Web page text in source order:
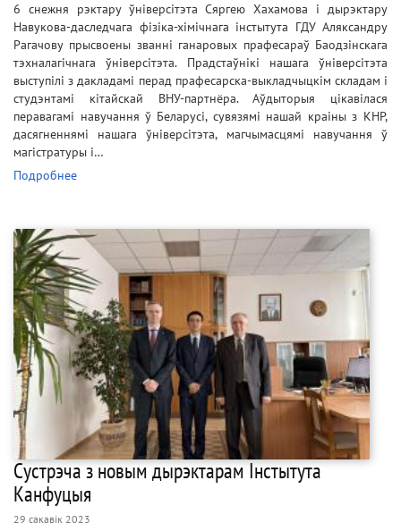
6 снежня рэктару ўніверсітэта Сяргею Хахамова і дырэктару
Навукова-даследчага фізіка-хімічнага інстытута ГДУ Аляксандру
Рагачову прысвоены званні ганаровых прафесараў Баодзінскага
тэхналагічнага ўніверсітэта. Прадстаўнікі нашага ўніверсітэта
выступілі з дакладамі перад прафесарска-выкладчыцкім складам і
студэнтамі кітайскай ВНУ-партнёра. Аўдыторыя цікавілася
перавагамі навучання ў Беларусі, сувязямі нашай краіны з КНР,
дасягненнямі нашага ўніверсітэта, магчымасцямі навучання ў
магістратуры і…
Подробнее
Сустрэча з новым дырэктарам Інстытута
Канфуцыя
29 сакавік 2023